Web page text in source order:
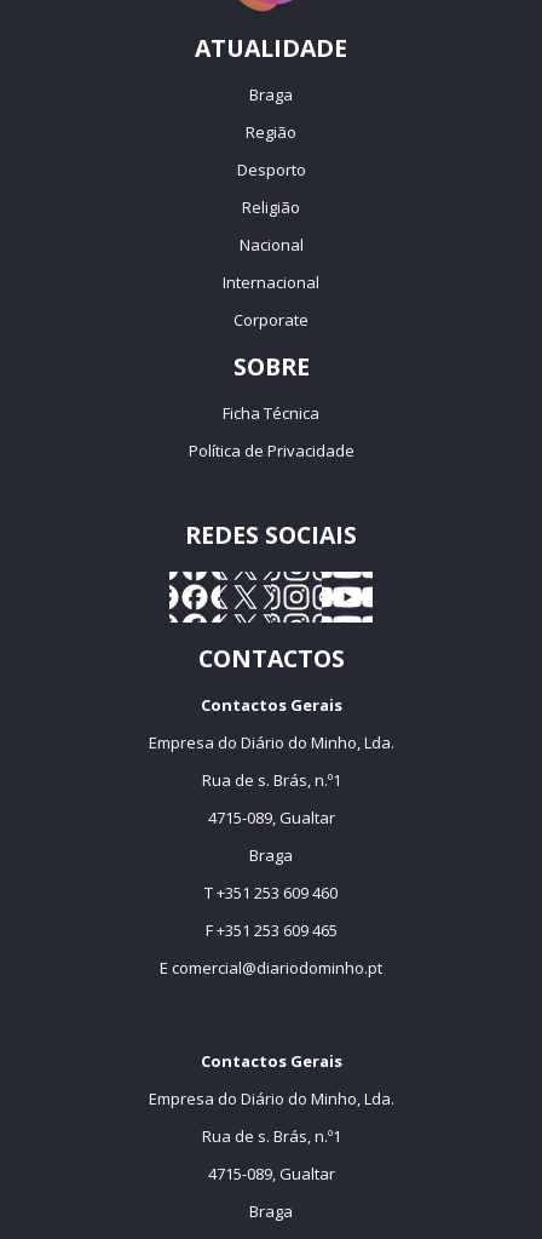
ATUALIDADE
Braga
Região
Desporto
Religião
Nacional
Internacional
Corporate
SOBRE
Ficha Técnica
Política de Privacidade
REDES SOCIAIS
CONTACTOS
Contactos Gerais
Empresa do Diário do Minho, Lda.
Rua de s. Brás, n.º1
4715-089, Gualtar
Braga
T +351 253 609 460
F +351 253 609 465
E comercial@diariodominho.pt
Contactos Gerais
Empresa do Diário do Minho, Lda.
Rua de s. Brás, n.º1
4715-089, Gualtar
Braga